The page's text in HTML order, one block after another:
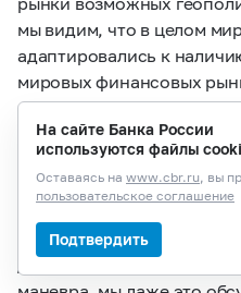
мы видим, что в целом
адаптировались к
мировых финансовых
геополитического
уже стала гораздо
мы это тоже учитываем,
таких существенных
Действительно, исчезло
На сайте Банка России
используются файлы
Оставаясь на www.cbr.ru, вы
пользовательское соглашение
Подтвердить